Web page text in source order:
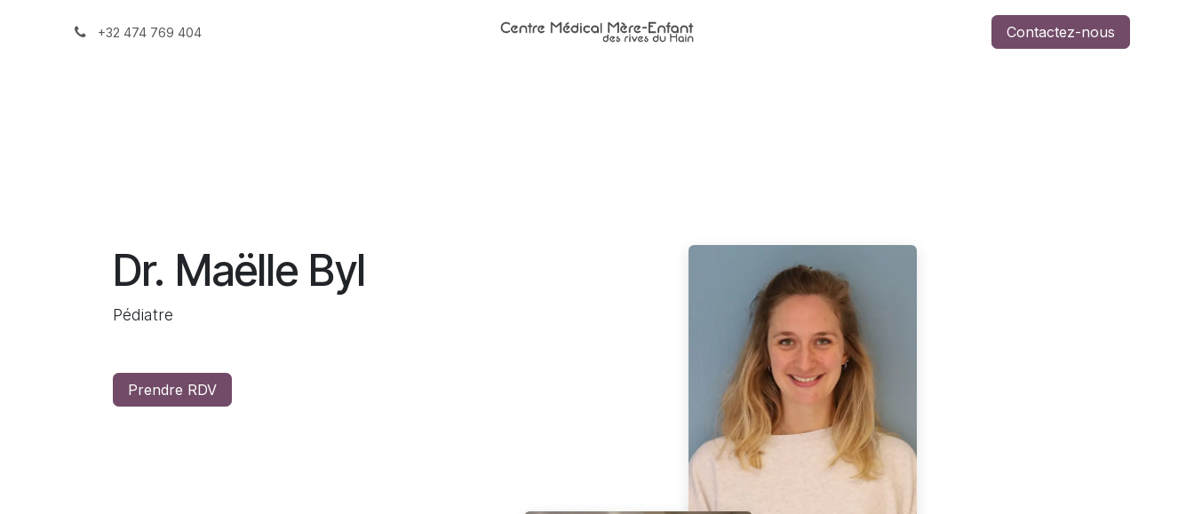
+32 474 769 404 Contactez-nous
Dr. Maëlle Byl
Pédiatre
Prendre RDV